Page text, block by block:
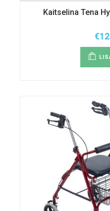
Kaitselina Tena
€